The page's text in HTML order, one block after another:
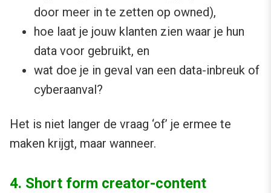
door meer in te zetten op owned),
hoe laat je jouw klanten zien waar je hun
data voor gebruikt, en
wat doe je in geval van een data-inbreuk of
cyberaanval?
Het is niet langer de vraag ‘of’ je ermee te
maken krijgt, maar wanneer.
4. Short form creator-content